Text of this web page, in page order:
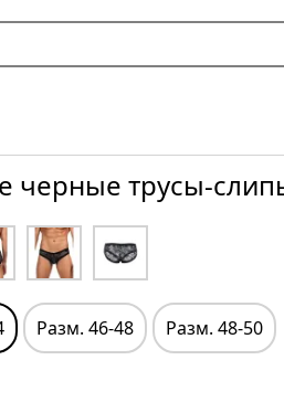
черные трусы-
Разм. 46-48 Разм. 48-50